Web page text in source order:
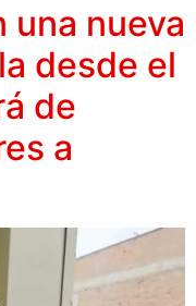
una nueva
desde el
de
a